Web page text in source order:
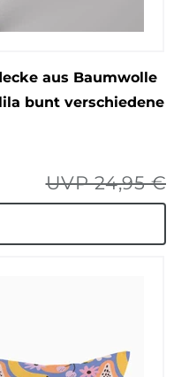
aus Baumwolle
bunt verschiedene
UVP 24,95 €